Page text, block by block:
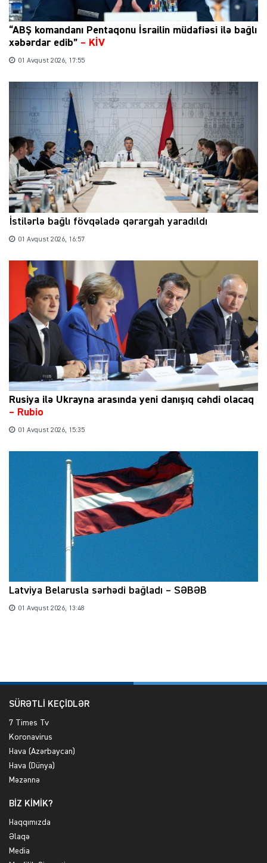
“ABŞ komandanı Pentaqonu İsrailin müdafiəsi ilə bağlı
xəbərdar edib” – KİV
01 Avqust 2026, 17:55
İstilərlə bağlı fövqəladə qərargah yaradıldı
01 Avqust 2026, 16:57
Rusiya ilə Ukrayna arasında yeni danışıq cəhdi olacaq
– Rubio
01 Avqust 2026, 15:35
Latviya Belarusla sərhədi bağladı – SƏBƏB
01 Avqust 2026, 13:48
SÜRƏTLİ KEÇİDLƏR
7 Times Tv
Koronavirus
Hava (Azərbaycan)
Hava (Dünya)
Məzənnə
BİZ KİMİK?
Haqqımızda
Əlaqə
Media